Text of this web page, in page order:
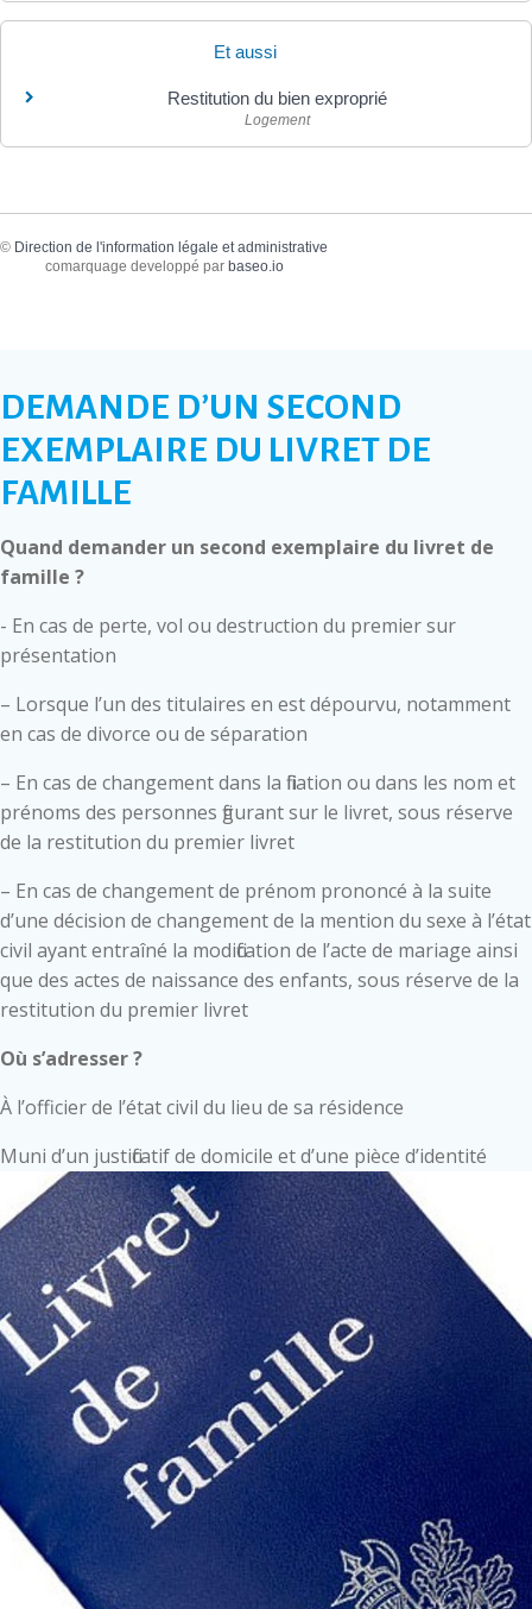
Et aussi
Restitution du bien exproprié
Logement
© Direction de l'information légale et administrative
comarquage developpé par baseo.io
DEMANDE D’UN SECOND
EXEMPLAIRE DU LIVRET DE
FAMILLE
Quand demander un second exemplaire du livret de
famille ?
- En cas de perte, vol ou destruction du premier sur
présentation
– Lorsque l’un des titulaires en est dépourvu, notamment
en cas de divorce ou de séparation
– En cas de changement dans la filiation ou dans les nom et
prénoms des personnes figurant sur le livret, sous réserve
de la restitution du premier livret
– En cas de changement de prénom prononcé à la suite
d’une décision de changement de la mention du sexe à l’état
civil ayant entraîné la modification de l’acte de mariage ainsi
que des actes de naissance des enfants, sous réserve de la
restitution du premier livret
Où s’adresser ?
À l’officier de l’état civil du lieu de sa résidence
Muni d’un justificatif de domicile et d’une pièce d’identité